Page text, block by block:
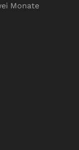
Monate